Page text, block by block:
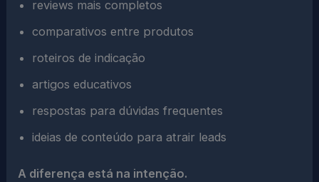
reviews mais completos
comparativos entre produtos
roteiros de indicação
artigos educativos
respostas para dúvidas frequentes
ideias de conteúdo para atrair leads
A diferença está na intenção.